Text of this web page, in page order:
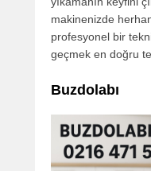
makinenizde
profesyonel bir
geçmek en doğru
Buzdolabı